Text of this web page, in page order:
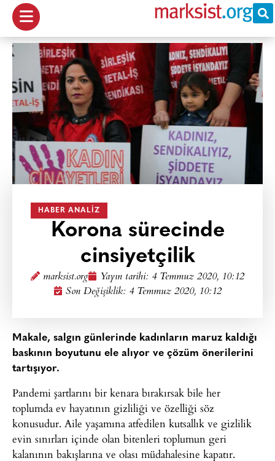
HABER ANALIZ
Korona sürecinde
cinsiyetçilik
marksist.org Yayın tarihi: 4 Temmuz 2020, 10:12
Son Değişiklik: 4 Temmuz 2020, 10:12
Makale, salgın günlerinde kadınların maruz kaldığı
baskının boyutunu ele alıyor ve çözüm önerilerini
tartışıyor.
Pandemi şartlarını bir kenara bırakırsak bile her
toplumda ev hayatının gizliliği ve özelliği söz
konusudur. Aile yaşamına atfedilen kutsallık ve gizlilik
evin sınırları içinde olan bitenleri toplumun geri
kalanının bakışlarına ve olası müdahalesine kapatır.